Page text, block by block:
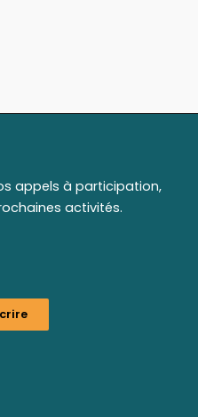
appels à participation,
activités.
i
l
E